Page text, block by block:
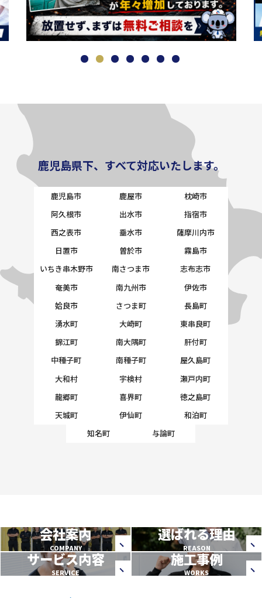
鹿児島県下、すべて対応いたします。
鹿児島市 鹿屋市
枕崎市
阿久根市
出水市
指宿市
西之表市
垂水市
薩摩川内市
日置市
曽於市
霧島市
いちき串木野市
南さつま市
志布志市
奄美市
南九州市
伊佐市
姶良市
さつま町
長島町
湧水町
大崎町
東串良町
錦江町
南大隅町
肝付町
中種子町
南種子町
屋久島町
大和村
宇検村
瀬戸内町
龍郷町
喜界町
徳之島町
天城町
伊仙町
和泊町
知名町
与論町
会社案内
COMPANY
選ばれる理由
REASON
サービス内容
SERVICE
施工事例
WORKS